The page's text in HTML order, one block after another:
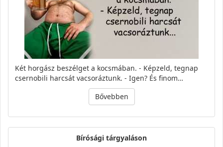
Két horgász beszélget a kocsmában. - Képzeld, tegnap
csernobili harcsát vacsoráztunk. - Igen? És finom…
Bővebben
Bírósági tárgyaláson